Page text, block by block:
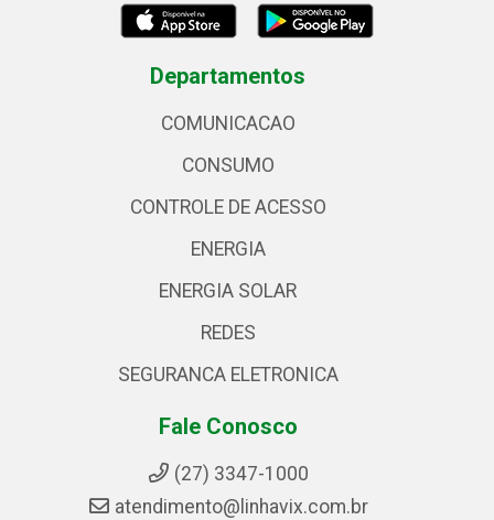
Departamentos
COMUNICACAO
CONSUMO
CONTROLE DE ACESSO
ENERGIA
ENERGIA SOLAR
REDES
SEGURANCA ELETRONICA
Fale Conosco
(27) 3347-1000
atendimento@linhavix.com.br